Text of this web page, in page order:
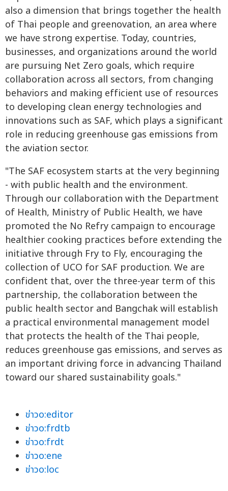
also a dimension that brings together the health
of Thai people and greenovation, an area where
we have strong expertise. Today, countries,
businesses, and organizations around the world
are pursuing Net Zero goals, which require
collaboration across all sectors, from changing
behaviors and making efficient use of resources
to developing clean energy technologies and
innovations such as SAF, which plays a significant
role in reducing greenhouse gas emissions from
the aviation sector.
"The SAF ecosystem starts at the very beginning
- with public health and the environment.
Through our collaboration with the Department
of Health, Ministry of Public Health, we have
promoted the No Refry campaign to encourage
healthier cooking practices before extending the
initiative through Fry to Fly, encouraging the
collection of UCO for SAF production. We are
confident that, over the three-year term of this
partnership, the collaboration between the
public health sector and Bangchak will establish
a practical environmental management model
that protects the health of the Thai people,
reduces greenhouse gas emissions, and serves as
an important driving force in advancing Thailand
toward our shared sustainability goals."
ข่าวo:editor
ข่าวo:frdtb
ข่าวo:frdt
ข่าวo:ene
ข่าวo:loc